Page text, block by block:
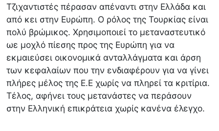
Τζιχαντιστές πέρασαν απέναντι στην Ελλάδα και
από κει στην Ευρώπη. Ο ρόλος της Τουρκίας είναι
πολύ βρώμικος. Χρησιμοποιεί το μεταναστευτικό
ωε μοχλό πίεσης προς της Ευρώπη για να
εκμαιεύσει οικονομικά ανταλλάγματα και άρση
των κεφαλαίων που την ενδιαφέρουν για να γίνει
πλήρες μέλος της Ε.Ε χωρίς να πληρεί τα κριτίρια.
Τέλος, αφήνει τους μετανάστες να περάσουν
στην Ελληνική επικράτεια χωρίς κανένα έλεγχο.